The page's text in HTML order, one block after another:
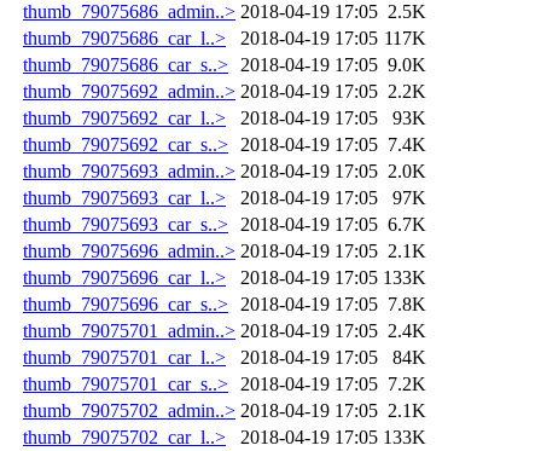
thumb_79075686_admin..> 2018-04-19 17:05 2.5K
thumb_79075686_car_l..>
2018-04-19 17:05 117K
thumb_79075686_car_s..>
2018-04-19 17:05 9.0K
thumb_79075692_admin..> 2018-04-19 17:05 2.2K
thumb_79075692_car_l..>
2018-04-19 17:05
93K
thumb_79075692_car_s..>
2018-04-19 17:05 7.4K
thumb_79075693_admin..> 2018-04-19 17:05 2.0K
thumb_79075693_car_l..>
2018-04-19 17:05
97K
thumb_79075693_car_s..>
2018-04-19 17:05 6.7K
thumb_79075696_admin..> 2018-04-19 17:05 2.1K
thumb_79075696_car_l..>
2018-04-19 17:05 133K
thumb_79075696_car_s..>
2018-04-19 17:05 7.8K
thumb_79075701_admin..> 2018-04-19 17:05 2.4K
thumb_79075701_car_l..>
2018-04-19 17:05
84K
thumb_79075701_car_s..>
2018-04-19 17:05 7.2K
thumb_79075702_admin..> 2018-04-19 17:05 2.1K
thumb_79075702_car_l..>
2018-04-19 17:05 133K